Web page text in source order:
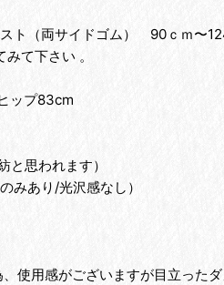
両サイドゴム） 90ｃｍ〜
て下さい 。
ップ83cm
思われます）
あり/光沢感なし）
感がございますが目立ったダ